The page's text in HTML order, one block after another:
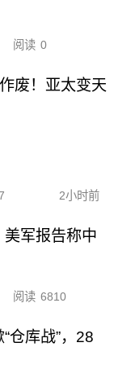
阅读 0
废！亚太变天
2小时前
军报告称中
阅读 6810
仓库战”，28